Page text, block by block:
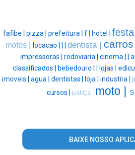
fafibe | pizza | prefeitura | f | hotel |
motos | locacao | | | dentista | carros
impressoras | rodoviaria | cinema | |
classificados | bebedouro | | lojas |
imoveis | agua | dentistas | loja | industria |
cursos | justiÇa | moto |
BAIXE NOSSO